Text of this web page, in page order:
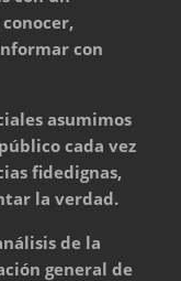
con
asumimos
cada vez
fidedignas,
la verdad.
de la
general de